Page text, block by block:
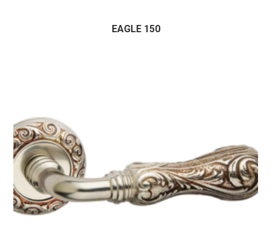
EAGLE 150